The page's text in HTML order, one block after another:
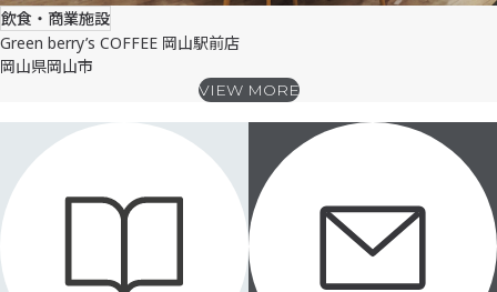
飲食・商業施設
Green berry’s COFFEE 岡山駅前店
岡山県岡山市
VIEW MORE